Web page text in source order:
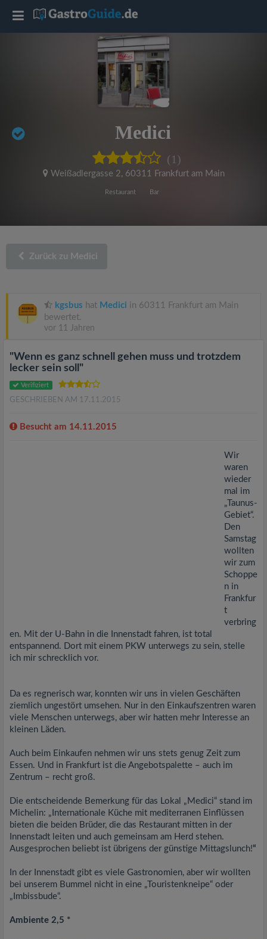
Medici
(1)
Weißadlergasse 2, 60311 Frankfurt am Main
Restaurant Bar
Zurück zu Medici
kgsbus hat Medici in 60311 Frankfurt am Main
bewertet.
vor 11 Jahren
"Wenn es ganz schnell gehen muss und trotzdem
lecker sein soll"
Verifiziert
GESCHRIEBEN AM 17.11.2015
Besucht am 14.11.2015
Wir
waren
wieder
mal im
„Taunus-
Gebiet“.
Den
Samstag
wollten
wir zum
Schoppe
n in
Frankfur
t
verbring
en. Mit der U-Bahn in die Innenstadt fahren, ist total
entspannend. Dort mit einem PKW unterwegs zu sein, stelle
ich mir schrecklich vor.
Da es regnerisch war, konnten wir uns in vielen Geschäften
ziemlich ungestört umsehen. Nur in den Einkaufszentren waren
viele Menschen unterwegs, aber wir hatten mehr Interesse an
kleinen Läden.
Auch beim Einkaufen nehmen wir uns stets genug Zeit zum
Essen. Und in Frankfurt ist die Angebotspalette – auch im
Zentrum – recht groß.
Die entscheidende Bemerkung für das Lokal „Medici“ stand im
Michelin: „Internationale Küche mit mediterranen Einflüssen
bieten die beiden Brüder, die das Restaurant mitten in der
Innenstadt leiten und auch gemeinsam am Herd stehen.
Ausgesprochen beliebt ist übrigens der günstige Mittagslunch!“
In der Innenstadt gibt es viele Gastronomien, aber wir wollten
bei unserem Bummel nicht in eine „Touristenkneipe“ oder
„Imbissbude“.
Ambiente 2,5 *
T
a
i